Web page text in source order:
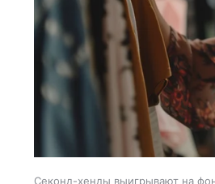
Секонд-хенды выигрывают на